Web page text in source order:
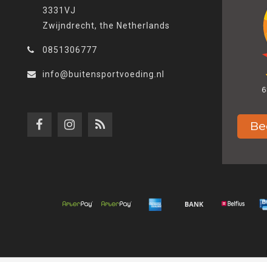
3331VJ
Zwijndrecht, the Netherlands
0851306777
info@buitensportvoeding.nl